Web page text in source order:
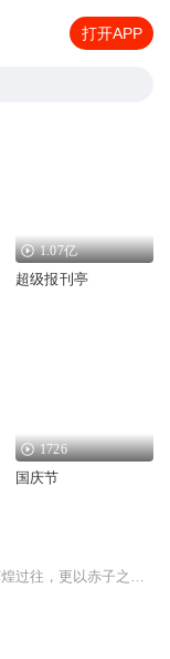
打开APP
1.07亿
超级报刊亭
1726
国庆节